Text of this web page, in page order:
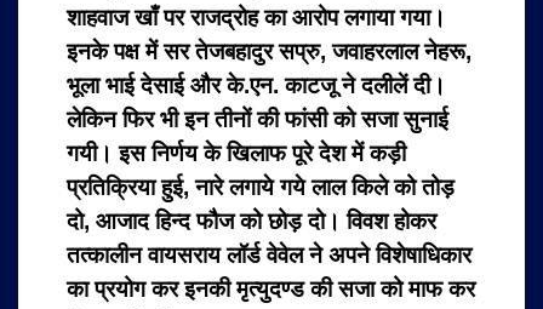
शाहवाज खाँ पर राजद्रोह का आरोप लगाया गया।
इनके पक्ष में सर तेजबहादुर सप्रु, जवाहरलाल नेहरू,
भूला भाई देसाई और के.एन. काटजू ने दलीलें दी।
लेकिन फिर भी इन तीनों की फांसी को सजा सुनाई
गयी। इस निर्णय के खिलाफ पूरे देश में कड़ी
प्रतिक्रिया हुई, नारे लगाये गये लाल किले को तोड़
दो, आजाद हिन्द फौज को छोड़ दो। विवश होकर
तत्कालीन वायसराय लॉर्ड वेवेल ने अपने विशेषाधिकार
का प्रयोग कर इनकी मृत्युदण्ड की सजा को माफ कर